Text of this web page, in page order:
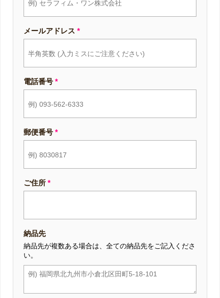
メールアドレス *
電話番号*
郵便番号*
ご住所*
納品先
納品先が複数ある場合は、全ての納品先をご記入くださ
い。